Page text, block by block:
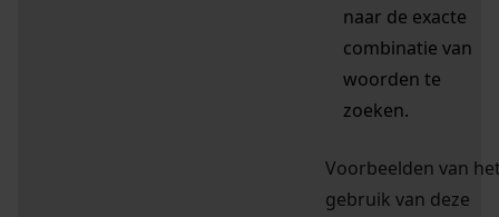
naar de exacte
combinatie van
woorden te
zoeken.
Voorbeelden van
gebruik van deze